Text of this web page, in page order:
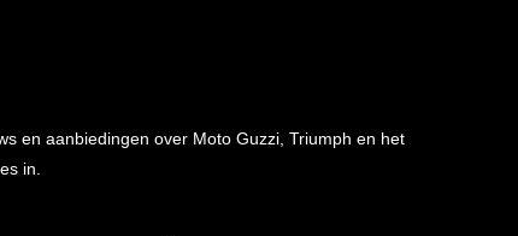
en aanbiedingen over Moto Guzzi, Triumph en het
in.